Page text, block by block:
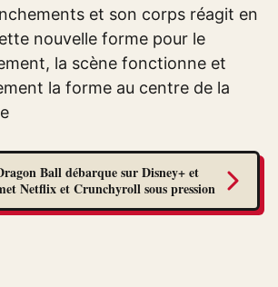
et son corps réagit en
nouvelle forme pour le
la scène fonctionne et
la forme au centre de la
Ball débarque sur Disney+ et
Netflix et Crunchyroll sous pression